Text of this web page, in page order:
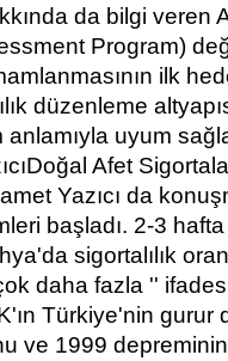
da bilgi veren
Program)
ilk
düzenleme
anlamıyla uyum
Afet
Yazıcı da
başladı. 2-3
sigortalılık
daha fazla ''
Türkiye'nin gurur
ve 1999